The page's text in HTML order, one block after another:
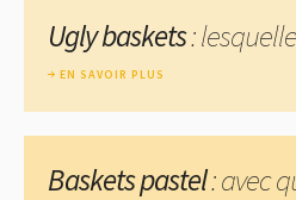
Ugly baskets:
EN SAVOIR PLUS
Baskets pastel: avec